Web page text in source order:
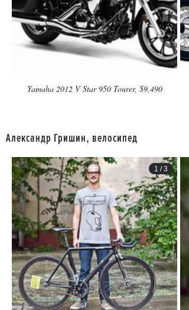
Yamaha 2012 V Star 950 Tourer, $9,490
Александр Гришин, велосипед
1 /3